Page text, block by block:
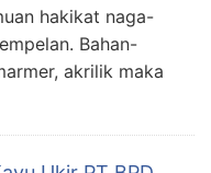
hakikat naga-
Bahan-
akrilik maka